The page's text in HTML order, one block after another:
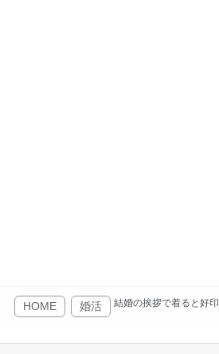
HOME 婚活 結婚の挨拶で着ると好